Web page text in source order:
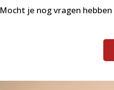
Mocht je nog vragen